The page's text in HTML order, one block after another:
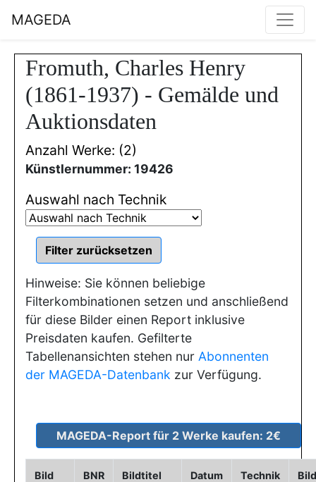
MAGEDA
Fromuth, Charles Henry
(1861-1937) - Gemälde und
Auktionsdaten
Anzahl Werke: (2)
Künstlernummer: 19426
Auswahl nach Technik
Hinweise: Sie können beliebige
Filterkombinationen setzen und anschließend
für diese Bilder einen Report inklusive
Preisdaten kaufen. Gefilterte
Tabellenansichten stehen nur Abonnenten
der MAGEDA-Datenbank zur Verfügung.
Bild BNR Bildtitel Datum Technik